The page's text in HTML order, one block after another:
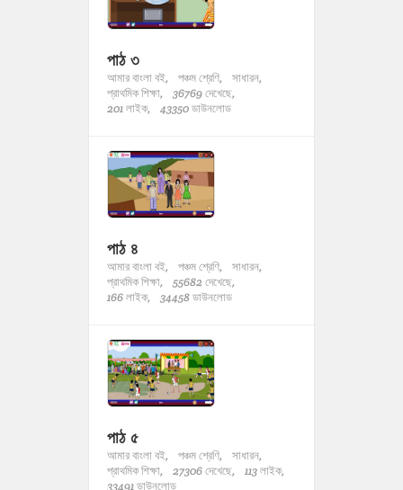
পাঠ ৩
আমার বাংলা বই, পঞ্চম শ্রেণি,
সাধারন,
প্রাথমিক শিক্ষা,
36769 দেখেছে,
201 লাইক,
43350 ডাউনলোড
পাঠ ৪
আমার বাংলা বই, পঞ্চম শ্রেণি,
সাধারন,
প্রাথমিক শিক্ষা,
55682 দেখেছে,
166 লাইক,
34458 ডাউনলোড
পাঠ ৫
আমার বাংলা বই, পঞ্চম শ্রেণি,
সাধারন,
প্রাথমিক শিক্ষা,
27306 দেখেছে,
113 লাইক,
33491 ডাউনলোড